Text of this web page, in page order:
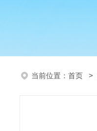
当前位置： 首页 >